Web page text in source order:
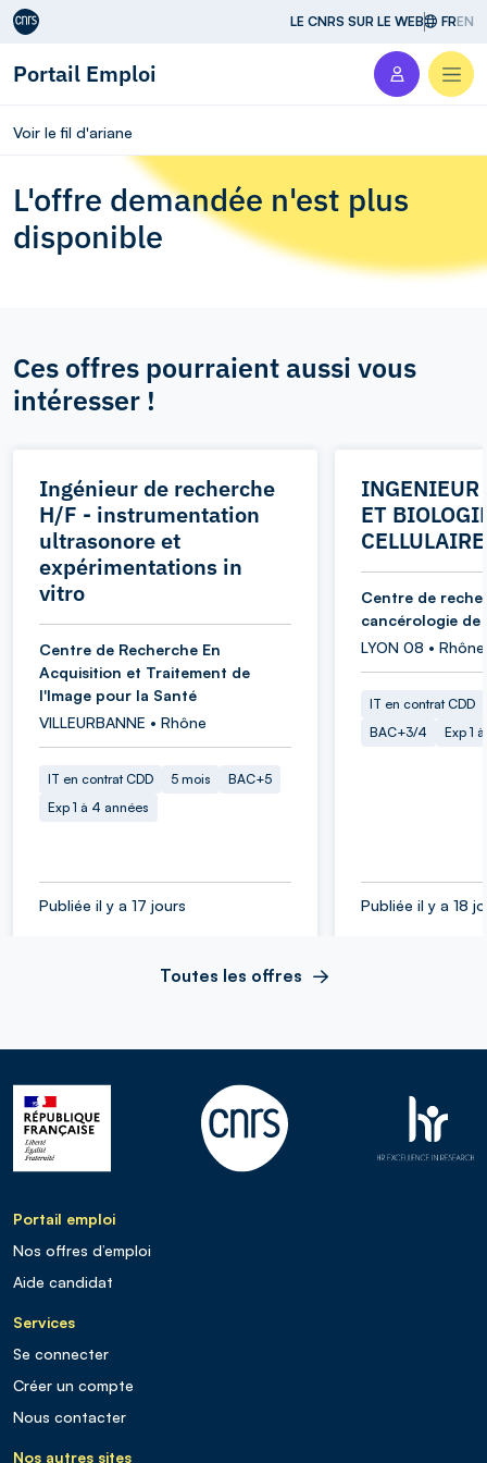
Aller au contenu LE CNRS SUR LE WEB FREN
Portail Emploi
Voir le fil d'ariane
L'offre demandée n'est plus
disponible
Ces offres pourraient aussi vous
intéresser !
Ingénieur de recherche
H/F - instrumentation
ultrasonore et
expérimentations in
vitro
Centre de Recherche En
Acquisition et Traitement de
l'Image pour la Santé
VILLEURBANNE • Rhône
IT en contrat CDD 5 mois
BAC+5
Exp 1 à 4 années
Publiée il y a 17 jours
ET
Centre de
cancérologie de
LYON 08 • Rhône
IT en contrat CDD
BAC+3/4
Exp 1
Publiée il y a 18
Toutes les offres
Portail emploi
Nos offres d’emploi
Aide candidat
Services
Se connecter
Créer un compte
Nous contacter
Nos autres sites